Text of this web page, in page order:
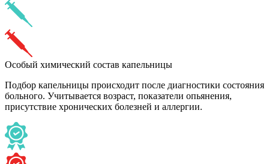
Особый химический состав капельницы
Подбор капельницы происходит после диагностики состояния
больного. Учитывается возраст, показатели опьянения,
присутствие хронических болезней и аллергии.